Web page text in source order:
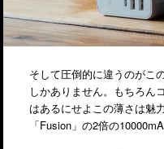
そして圧倒的に違うのがこ
しかありません。もちろん
はあるにせよこの薄さは魅
「Fusion」の2倍の